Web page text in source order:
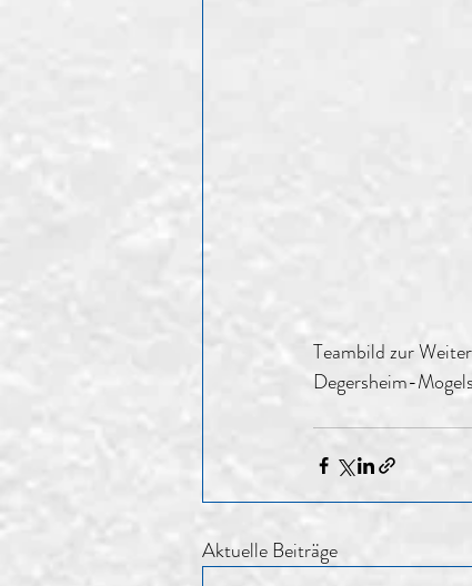
Teambild zur
Degersheim-
Aktuelle Beiträge